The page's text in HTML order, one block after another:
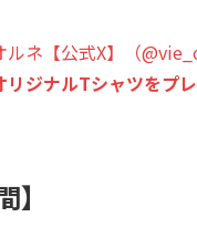
ネ【公式X】（
ジナルTシャツをプ
】